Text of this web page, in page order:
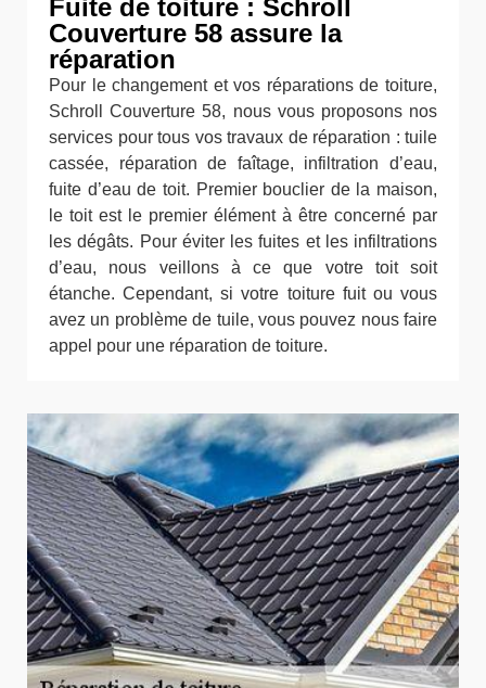
Fuite de toiture : Schroll
Couverture 58 assure la
réparation
Pour le changement et vos réparations de toiture,
Schroll Couverture 58, nous vous proposons nos
services pour tous vos travaux de réparation : tuile
cassée, réparation de faîtage, infiltration d’eau,
fuite d’eau de toit. Premier bouclier de la maison,
le toit est le premier élément à être concerné par
les dégâts. Pour éviter les fuites et les infiltrations
d’eau, nous veillons à ce que votre toit soit
étanche. Cependant, si votre toiture fuit ou vous
avez un problème de tuile, vous pouvez nous faire
appel pour une réparation de toiture.